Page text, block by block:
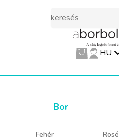
HU
Bor
Fehér Rosé